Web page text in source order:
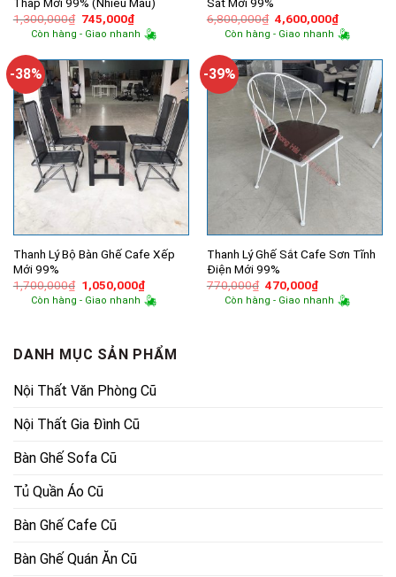
1,300,000₫ Giá
gốc
là:
745,000₫Giá
hiện
tại
745,000₫.
Còn hàng - Giao nhanh
6,800,000₫ Giá
gốc
là:
4,600,000₫Giá
hiện
tại
Còn hàng - Giao nhanh
-38%
Thanh Lý Bộ Bàn Ghế Cafe Xếp
Mới 99%
1,700,000₫ Giá
gốc
là:
1,050,000₫Giá
hiện
tại
Còn hàng - Giao nhanh
-39%
Thanh Lý Ghế Sắt Cafe Sơn Tĩnh
Điện Mới 99%
770,000₫ Giá
gốc
là:
470,000₫Giá
hiện
tại
Còn hàng - Giao nhanh
DANH MỤC SẢN PHẨM
Nội Thất Văn Phòng Cũ
Nội Thất Gia Đình Cũ
Bàn Ghế Sofa Cũ
Tủ Quần Áo Cũ
Bàn Ghế Cafe Cũ
Bàn Ghế Quán Ăn Cũ